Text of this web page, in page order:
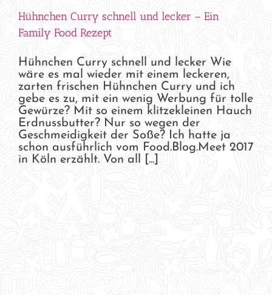
Hühnchen Curry schnell und lecker – Ein
Family Food Rezept
Hühnchen Curry schnell und lecker Wie
wäre es mal wieder mit einem leckeren,
zarten frischen Hühnchen Curry und ich
gebe es zu, mit ein wenig Werbung für tolle
Gewürze? Mit so einem klitzekleinen Hauch
Erdnussbutter? Nur so wegen der
Geschmeidigkeit der Soße? Ich hatte ja
schon ausführlich vom Food.Blog.Meet 2017
in Köln erzählt. Von all [...]